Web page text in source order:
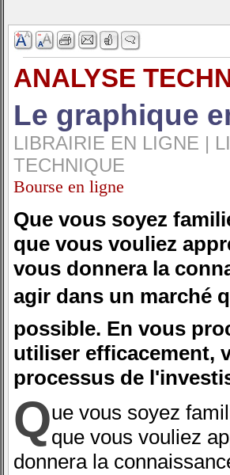
ANALYSE
Le graphique
LIBRAIRIE EN LIGNE |
TECHNIQUE
Bourse en ligne
Que vous soyez
que vous vouliez
vous donnera la
agir dans un marché
possible. En vous
utiliser efficacement,
processus de
Que vous soyez
que vous vouliez
donnera la